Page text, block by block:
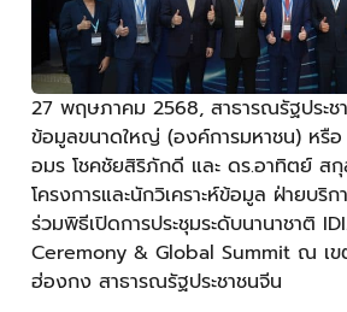
27 พฤษภาคม 2568, สาธารณรัฐประ
ข้อมูลขนาดใหญ่ (องค์การมหาชน) หรือ
อมร โชคชัยสิริภักดี และ ดร.อาทิตย์ ส
โครงการและนักวิเคราะห์ข้อมูล ฝ่ายบริก
ร่วมพิธีเปิดการประชุมระดับนานาชาติ
Ceremony & Global Summit ณ เข
ฮ่องกง สาธารณรัฐประชาชนจีน